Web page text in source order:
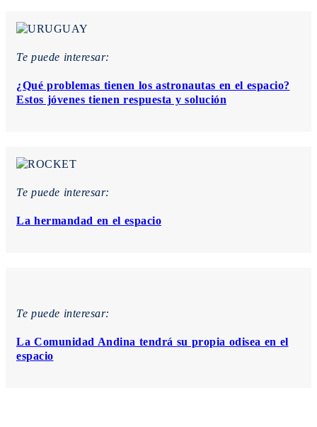
Te puede interesar:
¿Qué problemas tienen los astronautas en el espacio?
Estos jóvenes tienen respuesta y solución
Te puede interesar:
La hermandad en el espacio
Te puede interesar:
La Comunidad Andina tendrá su propia odisea en el
espacio